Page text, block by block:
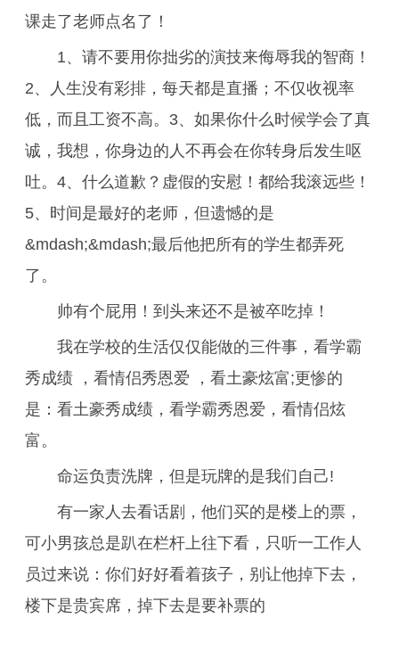
课走了老师点名了！
1、请不要用你拙劣的演技来侮辱我的智商！
2、人生没有彩排，每天都是直播；不仅收视率
低，而且工资不高。3、如果你什么时候学会了真
诚，我想，你身边的人不再会在你转身后发生呕
吐。4、什么道歉？虚假的安慰！都给我滚远些！
5、时间是最好的老师，但遗憾的是
&mdash;&mdash;最后他把所有的学生都弄死
了。
帅有个屁用！到头来还不是被卒吃掉！
我在学校的生活仅仅能做的三件事，看学霸
秀成绩 ，看情侣秀恩爱 ，看土豪炫富;更惨的
是：看土豪秀成绩，看学霸秀恩爱，看情侣炫
富。
命运负责洗牌，但是玩牌的是我们自己!
有一家人去看话剧，他们买的是楼上的票，
可小男孩总是趴在栏杆上往下看，只听一工作人
员过来说：你们好好看着孩子，别让他掉下去，
楼下是贵宾席，掉下去是要补票的